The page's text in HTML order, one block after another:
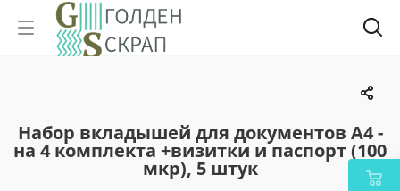
Набор вкладышей для документов А4 -
на 4 комплекта +визитки и паспорт (100
мкр), 5 штук